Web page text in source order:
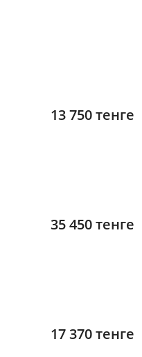
13 750 тенге
35 450 тенге
17 370 тенге